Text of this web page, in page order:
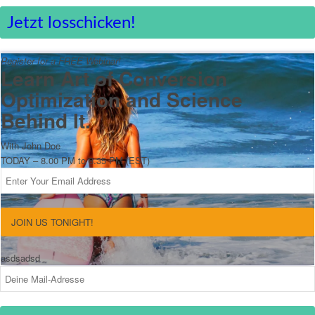
Jetzt losschicken!
Register for a FREE Webinar!
Learn Art of Conversion
Optimization and Science
Behind It.
With John Doe
TODAY – 8.00 PM to 8.35 PM (EST)
JOIN US TONIGHT!
asdsadsd